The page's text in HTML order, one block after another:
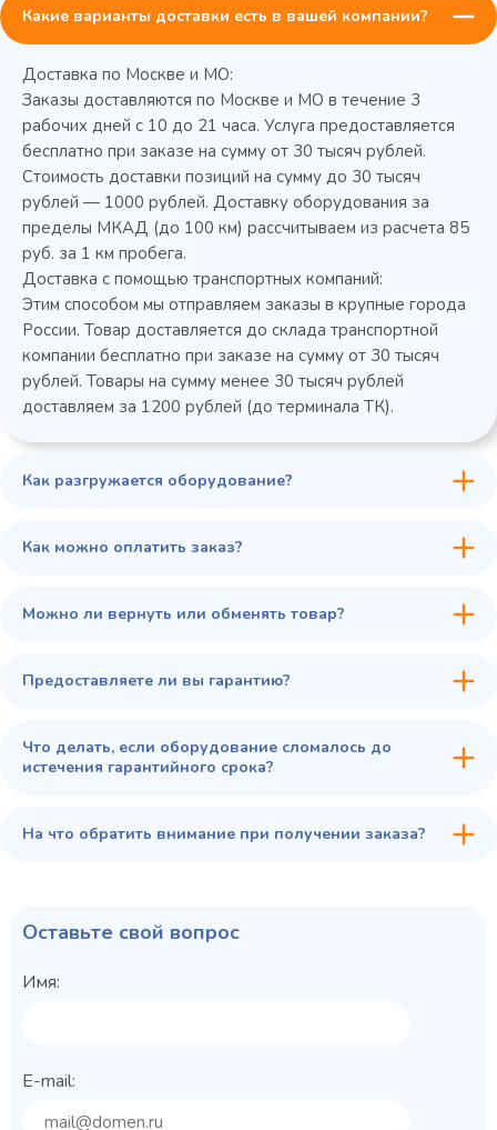
Колода разрубочная КР-5/5
45 900 ₽ ✓ В наличии
В сравнение
В избранное
Купить в 1 клик В корзину
Какие варианты доставки есть в вашей компании?
Доставка по Москве и МО:
Заказы доставляются по Москве и МО в течение 3
рабочих дней с 10 до 21 часа. Услуга предоставляется
бесплатно при заказе на сумму от 30 тысяч рублей.
Стоимость доставки позиций на сумму до 30 тысяч
рублей — 1000 рублей. Доставку оборудования за
пределы МКАД (до 100 км) рассчитываем из расчета 85
руб. за 1 км пробега.
Доставка с помощью транспортных компаний:
Этим способом мы отправляем заказы в крупные города
России. Товар доставляется до склада транспортной
компании бесплатно при заказе на сумму от 30 тысяч
рублей. Товары на сумму менее 30 тысяч рублей
доставляем за 1200 рублей (до терминала ТК).
Как разгружается оборудование?
Как можно оплатить заказ?
Можно ли вернуть или обменять товар?
Предоставляете ли вы гарантию?
Что делать, если оборудование сломалось до
истечения гарантийного срока?
На что обратить внимание при получении заказа?
Оставьте свой вопрос
Имя:
E-mail: